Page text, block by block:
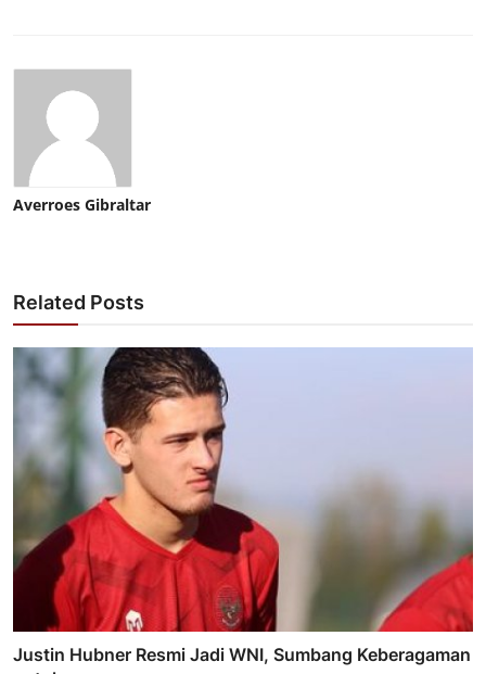
Averroes Gibraltar
Related Posts
Justin Hubner Resmi Jadi WNI, Sumbang Keberagaman